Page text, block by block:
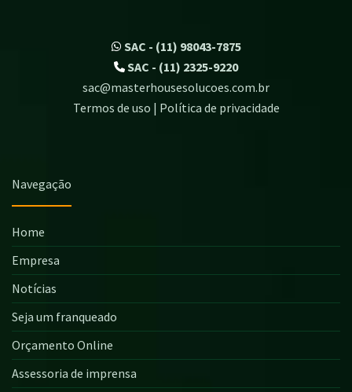
SAC - (11) 98043-7875
SAC - (11) 2325-9220
sac@masterhousesolucoes.com.br
Termos de uso | Política de privacidade
Navegação
Home
Empresa
Notícias
Seja um franqueado
Orçamento Online
Assessoria de imprensa